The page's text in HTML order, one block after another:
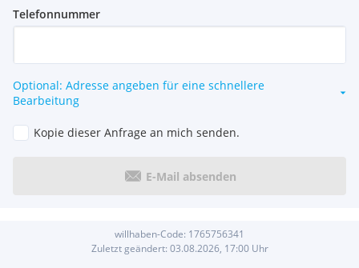
Telefonnummer
Optional: Adresse angeben für eine schnellere
Bearbeitung
Kopie dieser Anfrage an mich senden.
E-Mail absenden
willhaben-Code: 1765756341
Zuletzt geändert: 03.08.2026, 17:00Uhr